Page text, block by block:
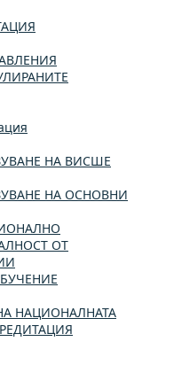
НА ВИСШЕ
НА ОСНОВНИ
ОТ
НАЦИОНАЛНАТА